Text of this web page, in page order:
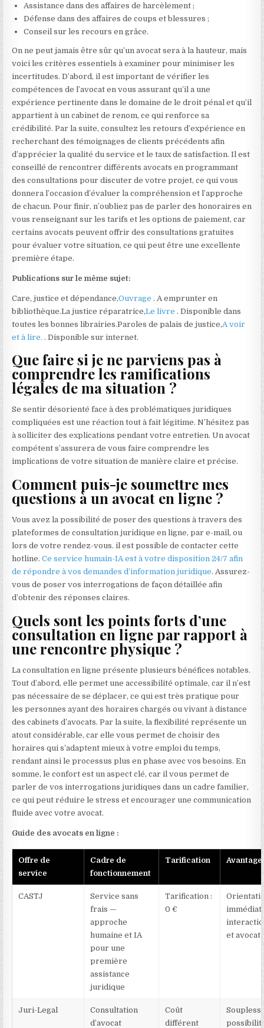
Assistance dans des affaires de harcèlement ;
Défense dans des affaires de coups et blessures ;
Conseil sur les recours en grâce.
On ne peut jamais être sûr qu’un avocat sera à la hauteur, mais
voici les critères essentiels à examiner pour minimiser les
incertitudes. D’abord, il est important de vérifier les
compétences de l’avocat en vous assurant qu’il a une
expérience pertinente dans le domaine de le droit pénal et qu’il
appartient à un cabinet de renom, ce qui renforce sa
crédibilité. Par la suite, consultez les retours d’expérience en
recherchant des témoignages de clients précédents afin
d’apprécier la qualité du service et le taux de satisfaction. Il est
conseillé de rencontrer différents avocats en programmant
des consultations pour discuter de votre projet, ce qui vous
donnera l’occasion d’évaluer la compréhension et l’approche
de chacun. Pour finir, n’oubliez pas de parler des honoraires en
vous renseignant sur les tarifs et les options de paiement, car
certains avocats peuvent offrir des consultations gratuites
pour évaluer votre situation, ce qui peut être une excellente
première étape.
Publications sur le même sujet:
Care, justice et dépendance,Ouvrage . A emprunter en
bibliothèque.La justice réparatrice,Le livre . Disponible dans
toutes les bonnes librairies.Paroles de palais de justice,A voir
et à lire. . Disponible sur internet.
Que faire si je ne parviens pas à
comprendre les ramifications
légales de ma situation ?
Se sentir désorienté face à des problématiques juridiques
compliquées est une réaction tout à fait légitime. N’hésitez pas
à solliciter des explications pendant votre entretien. Un avocat
compétent s’assurera de vous faire comprendre les
implications de votre situation de manière claire et précise.
Comment puis-je soumettre mes
questions à un avocat en ligne ?
Vous avez la possibilité de poser des questions à travers des
plateformes de consultation juridique en ligne, par e-mail, ou
lors de votre rendez-vous. il est possible de contacter cette
hotline.Ce service humain-IA est à votre disposition 24/7 afin
de répondre à vos demandes d’information juridique. Assurez-
vous de poser vos interrogations de façon détaillée afin
d’obtenir des réponses claires.
Quels sont les points forts d’une
consultation en ligne par rapport à
une rencontre physique ?
La consultation en ligne présente plusieurs bénéfices notables.
Tout d’abord, elle permet une accessibilité optimale, car il n’est
pas nécessaire de se déplacer, ce qui est très pratique pour
les personnes ayant des horaires chargés ou vivant à distance
des cabinets d’avocats. Par la suite, la flexibilité représente un
atout considérable, car elle vous permet de choisir des
horaires qui s’adaptent mieux à votre emploi du temps,
rendant ainsi le processus plus en phase avec vos besoins. En
somme, le confort est un aspect clé, car il vous permet de
parler de vos interrogations juridiques dans un cadre familier,
ce qui peut réduire le stress et encourager une communication
fluide avec votre avocat.
Guide des avocats en ligne :
Offre de
service
Cadre de
fonctionnement
Tarification
CASTJ
Service sans
frais —
approche
humaine et IA
pour une
première
assistance
juridique
Tarification :
0 €
et avocat
Juri-Legal
Consultation
d’avocat
Coût
différent